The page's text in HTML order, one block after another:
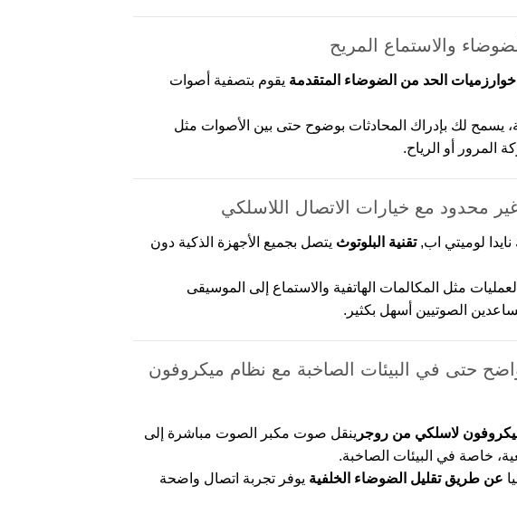
والاستماع المريح
خوارزميات الحد من الضوضاء المتقدمة يقوم بتصفية أصوات
يسمح لك بإدراك المحادثات بوضوح حتى بين الأصوات مثل
المرور أو الرياح.
محدود مع خيارات الاتصال اللاسلكي
لوميتي اب,تقنية البلوتوث يتصل بجميع الأجهزة الذكية دون
مثل المكالمات الهاتفية والاستماع إلى الموسيقى
الصوتيين أسهل بكثير.
حتى في البيئات الصاخبة مع نظام ميكروفون
لاسلكي من روجر ينقل صوت مكبر الصوت مباشرة إلى
خاصة في البيئات الصاخبة.
عن طريق تقليل الضوضاء الخلفية يوفر تجربة اتصال واضحة